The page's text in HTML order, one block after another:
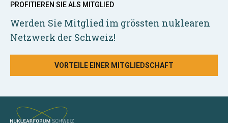
PROFITIEREN SIE ALS MITGLIED
Werden Sie Mitglied im grössten nuklearen
Netzwerk der Schweiz!
VORTEILE EINER MITGLIEDSCHAFT